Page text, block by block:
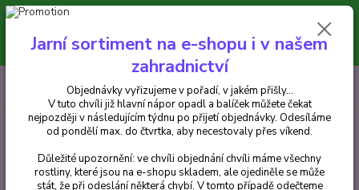
Minimální hodnota pro odeslání z e-shopu je 300 Kč.
V tuto chvíli již hlavní nápor objednávek opadl a balíček můžete čekat
nejpozději v následujícím týdnu po přijetí objednávky. Objednávky
vyřizujeme v pořadí, v jakém přišly...
Menu
CZK
+420 602 223 614
Jarní sortiment na e-shopu i v našem
zahradnictví
Objednávky vyřizujeme v pořadí, v jakém přišly...
V tuto chvíli již hlavní nápor opadl a balíček můžete čekat
nejpozději v následujícím týdnu po přijetí objednávky. Odesíláme
od pondělí max. do čtvrtka, aby necestovaly přes víkend.
Důležité upozornění: ve chvíli objednání chvíli máme všechny
rostliny, které jsou na e-shopu skladem, ale ojediněle se může
stát, že při odeslání některá chybí. V tomto případě odečteme